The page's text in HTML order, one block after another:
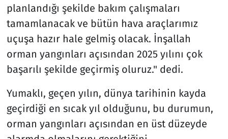
planlandığı şekilde bakım çalışmaları
tamamlanacak ve bütün hava araçlarımız
uçuşa hazır hale gelmiş olacak. İnşallah
orman yangınları açısından 2025 yılını çok
başarılı şekilde geçirmiş oluruz." dedi.
Yumaklı, geçen yılın, dünya tarihinin kayda
geçirdiği en sıcak yıl olduğunu, bu durumun,
orman yangınları açısından en üst düzeyde